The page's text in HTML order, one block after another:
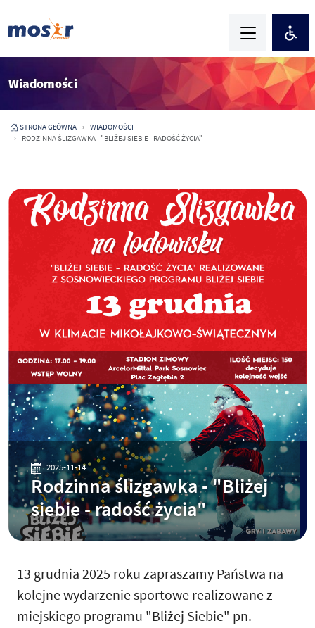
Wiadomości
STRONA GŁÓWNA
WIADOMOŚCI
RODZINNA ŚLIZGAWKA - "BLIŻEJ SIEBIE - RADOŚĆ ŻYCIA"
2025-11-14
Rodzinna ślizgawka - "Bliżej
siebie - radość życia"
13 grudnia 2025 roku zapraszamy Państwa na
kolejne wydarzenie sportowe realizowane z
miejskiego programu "Bliżej Siebie" pn.